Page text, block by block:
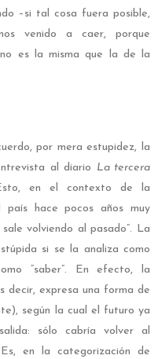
–si tal cosa fuera posible,
venido a caer, porque
es la misma que la de la
por mera estupidez, la
al diario La tercera
en el contexto de la
país hace pocos años muy
volviendo al pasado”. La
si se la analiza como
“saber”. En efecto, la
decir, expresa una forma de
según la cual el futuro ya
sólo cabría volver al
en la categorización de